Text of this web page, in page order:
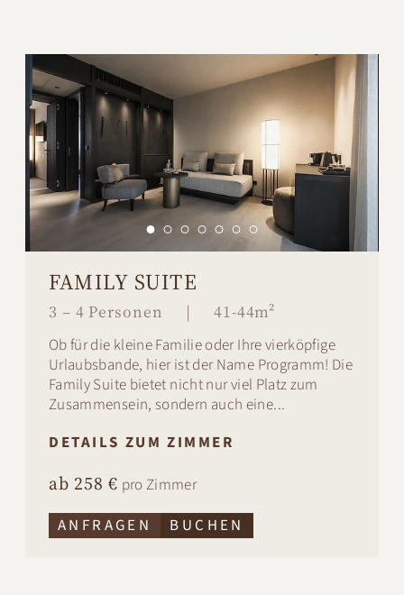
FAMILY SUITE
3 – 4 Personen |
41-44m²
Ob für die kleine Familie oder Ihre vierköpfige
Urlaubsbande, hier ist der Name Programm! Die
Family Suite bietet nicht nur viel Platz zum
Zusammensein, sondern auch eine...
DETAILS ZUM ZIMMER
ab 258 € pro Zimmer
ANFRAGEN
BUCHEN